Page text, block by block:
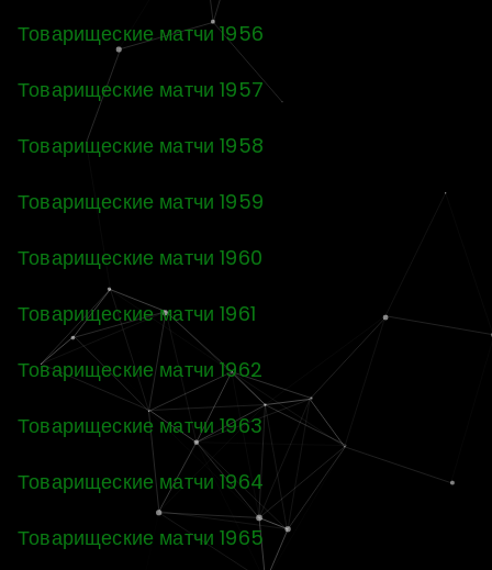
Товарищеские матчи 1956
Товарищеские матчи 1957
Товарищеские матчи 1958
Товарищеские матчи 1959
Товарищеские матчи 1960
Товарищеские матчи 1961
Товарищеские матчи 1962
Товарищеские матчи 1963
Товарищеские матчи 1964
Товарищеские матчи 1965